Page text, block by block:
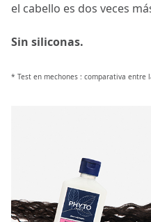
el cabello es dos veces
Sin siliconas.
* Test en mechones : comparativa entre